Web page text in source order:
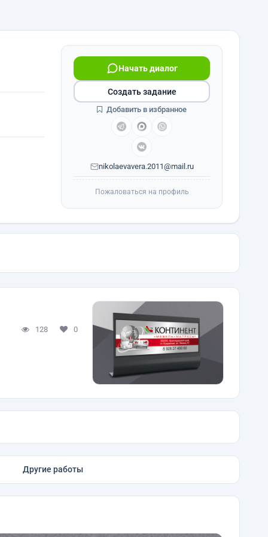
Начать диалог
nikolaevavera.2011@mail.ru
Создать задание
Добавить в избранное
Пожаловаться на профиль
128 0
Другие работы